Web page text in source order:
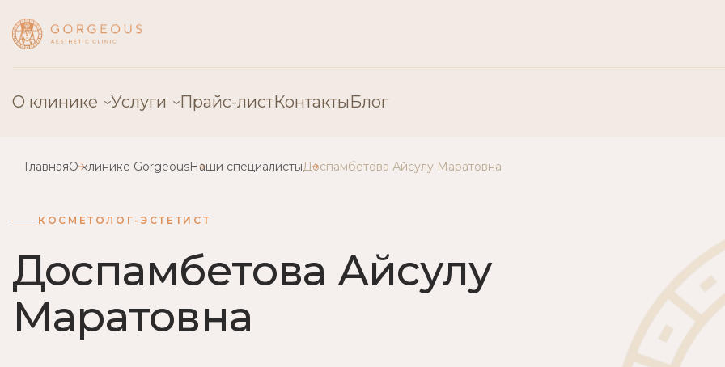
О клинике
Специалисты
Лицензии
Отзывы
Контакты
Услуги
Косметология
Сосудистая хирургия
Детская хирургия
Прайс-листКонтактыБлог
ГлавнаяО клинике GorgeousНаши специалистыДоспамбетова Айсулу Маратовна
КОСМЕТОЛОГ-ЭСТЕТИСТ
Доспамбетова Айсулу
Маратовна